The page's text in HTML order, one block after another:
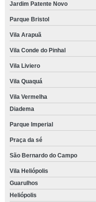
Jardim Patente Novo
Parque Bristol
Vila Arapuã
Vila Conde do Pinhal
Vila Liviero
Vila Quaquá
Vila Vermelha
Diadema
Parque Imperial
Praça da sé
São Bernardo do Campo
Vila Heliópolis
Guarulhos
Heliópolis